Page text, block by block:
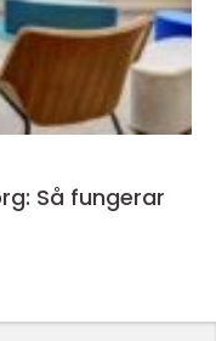
Så fungerar